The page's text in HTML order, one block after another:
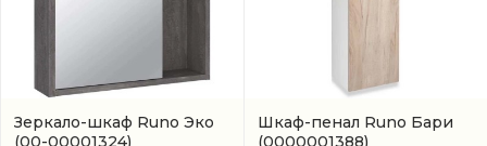
Зеркало-шкаф Runo Эко
(00-00001324)
Шкаф-пенал Runo Бари
(0000001388)